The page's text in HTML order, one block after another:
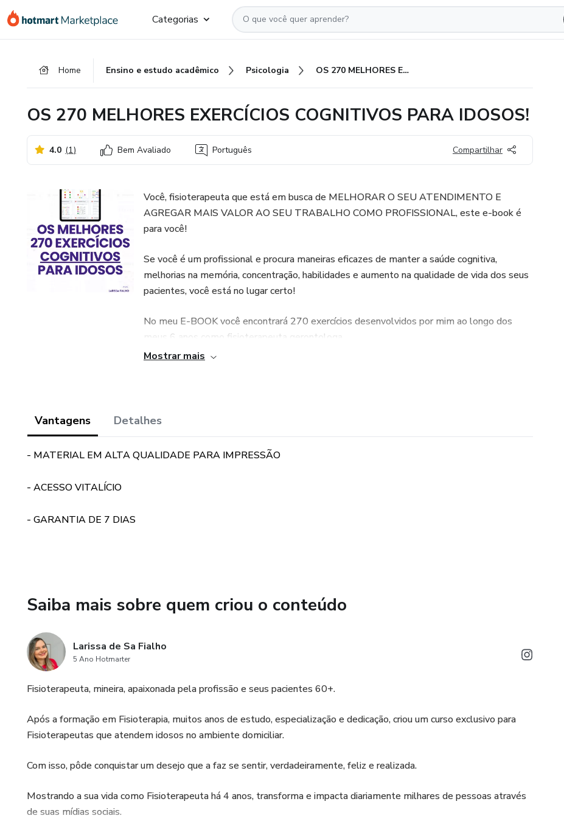
para
para
para
Categorias
Home Ensino e estudo acadêmico Psicologia OS 270 MELHORES EXERCÍCIOS COGNITIVOS PARA IDOSOS!
OS 270 MELHORES EXERCÍCIOS COGNITIVOS PARA IDOSOS!
4.0 (1) Bem Avaliado Português Compartilhar
Você, fisioterapeuta que está em busca de MELHORAR O SEU ATENDIMENTO E
AGREGAR MAIS VALOR AO SEU TRABALHO COMO PROFISSIONAL, este e-book é
para você!
Se você é um profissional e procura maneiras eficazes de manter a saúde cognitiva,
melhorias na memória, concentração, habilidades e aumento na qualidade de vida dos seus
pacientes, você está no lugar certo!
No meu E-BOOK você encontrará 270 exercícios desenvolvidos por mim ao longo dos
meus 6 anos como fisioterapeuta gerontologa.
- Transformar o cuidado em uma experiência enriquecedora;
- Melhorar a saúde mental do idoso;
Mostrar mais
Vantagens Detalhes
- MATERIAL EM ALTA QUALIDADE PARA IMPRESSÃO
- ACESSO VITALÍCIO
- GARANTIA DE 7 DIAS
Saiba mais sobre quem criou o conteúdo
Larissa de Sa Fialho
5 Ano Hotmarter
Fisioterapeuta, mineira, apaixonada pela profissão e seus pacientes 60+.
Após a formação em Fisioterapia, muitos anos de estudo, especialização e dedicação, criou um curso exclusivo para
Fisioterapeutas que atendem idosos no ambiente domiciliar.
Com isso, pôde conquistar um desejo que a faz se sentir, verdadeiramente, feliz e realizada.
Mostrando a sua vida como Fisioterapeuta há 4 anos, transforma e impacta diariamente milhares de pessoas através
de suas mídias sociais.